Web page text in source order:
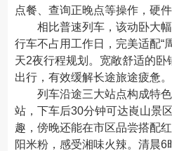
点餐、查询正晚点等操作，硬
相比普速列车，该动卧大
行车不占用工作日，完美适配“
天2夜行程规划。宽敞舒适的
出行，有效缓解长途旅途疲惫。
列车沿途三大站点构成特
站，下车后30分钟可达崀山景
趣，傍晚还能在市区品尝搭配
阳米粉，感受湘味火辣。清晨